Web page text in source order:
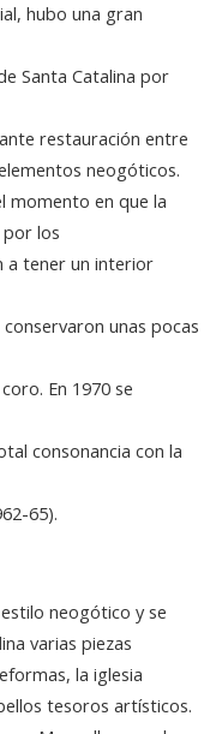
hubo una gran
Santa Catalina por
restauración entre
neogóticos.
momento en que la
los
a tener un interior
unas pocas
En 1970 se
consonancia con la
65).
neogótico y se
varias piezas
la iglesia
tesoros artísticos.